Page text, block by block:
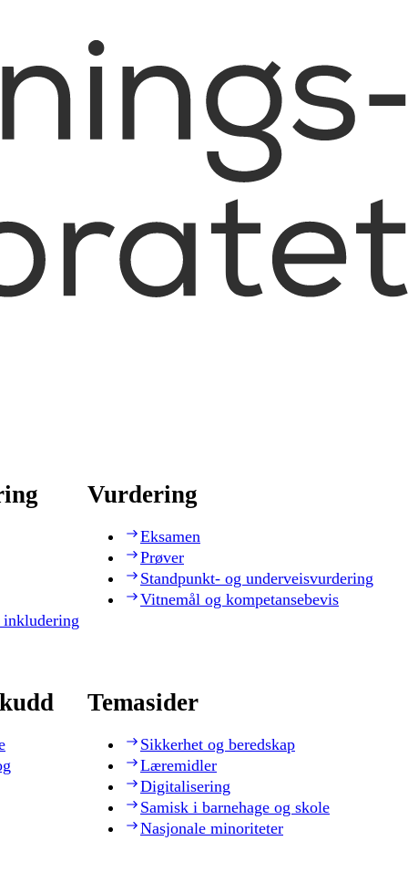
Vurdering
Eksamen
Prøver
Standpunkt- og underveisvurdering
Vitnemål og kompetansebevis
Temasider
Sikkerhet og beredskap
Læremidler
Digitalisering
Samisk i barnehage og skole
Nasjonale minoriteter